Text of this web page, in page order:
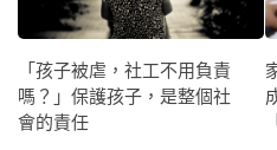
「孩子被虐，社工不用負責
嗎？」保護孩子，是整個社
會的責任